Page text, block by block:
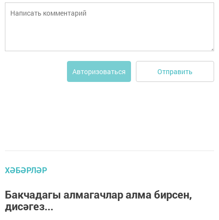
Авторизоваться Отправить
ХӘБӘРЛӘР
Бакчадагы алмагачлар алма бирсен,
дисәгез...